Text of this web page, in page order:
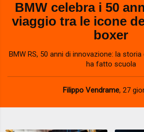
BMW celebra i 50
viaggio tra le icone
boxer
BMW RS, 50 anni di innovazione: la
ha fatto scuola
Filippo Vendrame, 27